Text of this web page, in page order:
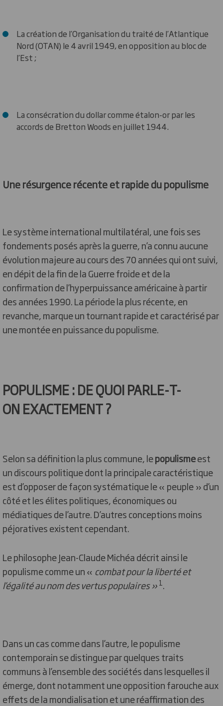
La création de l’Organisation du traité de l’Atlantique
Nord (OTAN) le 4 avril 1949, en opposition au bloc de
l’Est ;
La consécration du dollar comme étalon-or par les
accords de Bretton Woods en juillet 1944.
Une résurgence récente et rapide du populisme
Le système international multilatéral, une fois ses
fondements posés après la guerre, n’a connu aucune
évolution majeure au cours des 70 années qui ont suivi,
en dépit de la fin de la Guerre froide et de la
confirmation de l’hyperpuissance américaine à partir
des années 1990. La période la plus récente, en
revanche, marque un tournant rapide et caractérisé par
une montée en puissance du populisme.
POPULISME : DE QUOI PARLE-T-
ON EXACTEMENT ?
Selon sa définition la plus commune, lepopulismeest
un discours politique dont la principale caractéristique
est d’opposer de façon systématique le « peuple » d’un
côté et les élites politiques, économiques ou
médiatiques de l’autre. D’autres conceptions moins
péjoratives existent cependant.
Le philosophe Jean-Claude Michéa décrit ainsi le
populisme comme un « combat pour la liberté et
l’égalité au nom des vertus populaires » 1.
Dans un cas comme dans l’autre, le populisme
contemporain se distingue par quelques traits
communs à l’ensemble des sociétés dans lesquelles il
émerge, dont notamment une opposition farouche aux
effets de la mondialisation et une réaffirmation des